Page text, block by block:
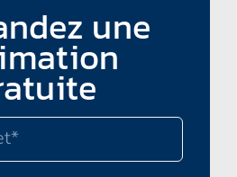
une